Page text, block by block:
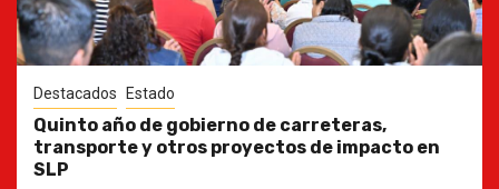
Destacados Estado
Quinto año de gobierno de carreteras,
transporte y otros proyectos de impacto en
SLP